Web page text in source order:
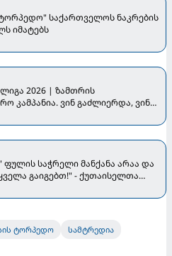
საქართველოს ნაკრების
იმატებს
2026 | ზამთრის
კამპანია. ვინ გაძლიერდა, ვინ
საჭრელი მანქანა არაა და
გაიგებთ!" - ქუთაისელთა
ტორპედო სამტრედია